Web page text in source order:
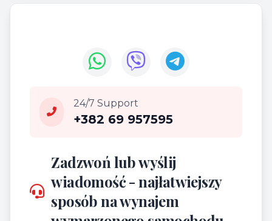
24/7 Support
+382 69 957595
Zadzwoń lub wyślij
wiadomość - najłatwiejszy
sposób na wynajem